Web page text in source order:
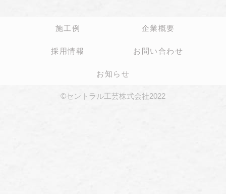
施工例 企業概要
採用情報 お問い合わせ
お知らせ
©セントラル工芸株式会社2022